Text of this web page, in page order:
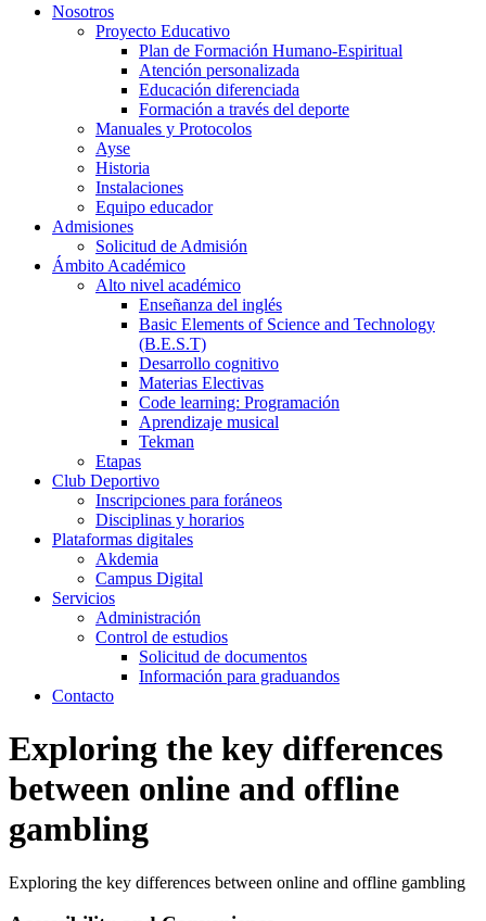
Nosotros
Proyecto Educativo
Plan de Formación Humano-Espiritual
Atención personalizada
Educación diferenciada
Formación a través del deporte
Manuales y Protocolos
Ayse
Historia
Instalaciones
Equipo educador
Admisiones
Solicitud de Admisión
Ámbito Académico
Alto nivel académico
Enseñanza del inglés
Basic Elements of Science and Technology
(B.E.S.T)
Desarrollo cognitivo
Materias Electivas
Code learning: Programación
Aprendizaje musical
Tekman
Etapas
Club Deportivo
Inscripciones para foráneos
Disciplinas y horarios
Plataformas digitales
Akdemia
Campus Digital
Servicios
Administración
Control de estudios
Solicitud de documentos
Información para graduandos
Contacto
Exploring the key differences
between online and offline
gambling
Exploring the key differences between online and offline gambling